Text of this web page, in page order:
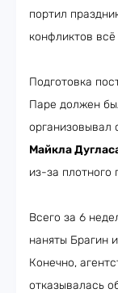
портил
конфликтов
Подготовка
Паре должен
организовывал
Майкла
из-за плотного
Всего за 6
наняты Брагин
Конечно,
отказывалась